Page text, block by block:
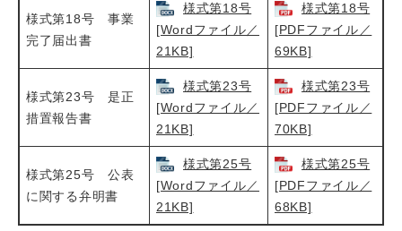
様式第18号 事業
完了届出書
様式第18号
[Wordファイル／
21KB]
様式第18号
[PDFファイル／
69KB]
様式第23号 是正
措置報告書
様式第23号
[Wordファイル／
21KB]
様式第23号
[PDFファイル／
70KB]
様式第25号 公表
に関する弁明書
様式第25号
[Wordファイル／
21KB]
様式第25号
[PDFファイル／
68KB]